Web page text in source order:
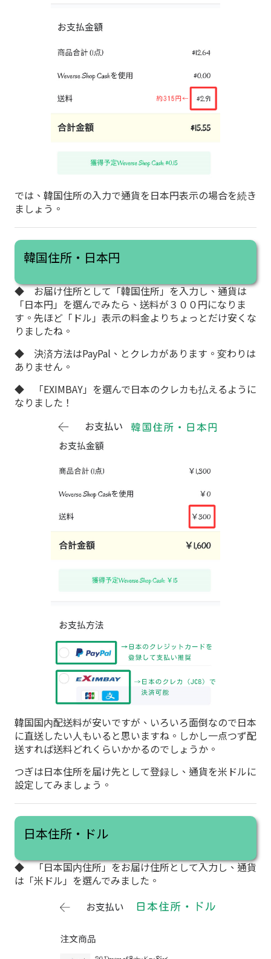
では、韓国住所の入力で通貨を日本円表示の場合を続き
ましょう。
韓国住所・日本円
◆ お届け住所として「韓国住所」を入力し、通貨は
「日本円」を選んでみたら、送料が３００円になりま
す。先ほど「ドル」表示の料金よりちょっとだけ安くな
りましたね。
◆ 決済方法はPayPal、とクレカがあります。変わりは
ありません。
◆ 「EXIMBAY」を選んで日本のクレカも払えるように
なりました！
韓国国内配送料が安いですが、いろいろ面倒なので日本
に直送したい人もいると思いますね。しかし一点つず配
送すれば送料どれくらいかかるのでしょうか。
つぎは日本住所を届け先として登録し、通貨を米ドルに
設定してみましょう。
日本住所・ドル
◆ 「日本国内住所」をお届け住所として入力し、通貨
は「米ドル」を選んでみました。